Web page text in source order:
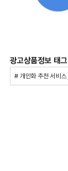
광고상품정보 태그
# 개인화 추천 서비스